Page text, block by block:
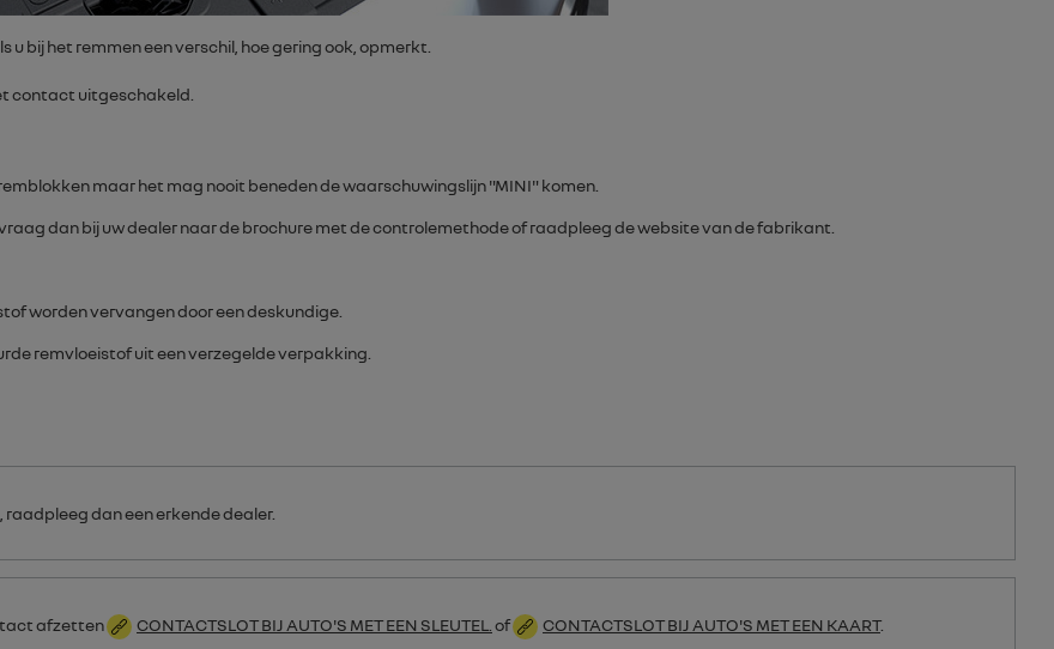
bij het remmen een verschil, hoe gering ook, opmerkt.
contact uitgeschakeld.
maar het mag nooit beneden de waarschuwingslijn "MINI" komen.
dan bij uw dealer naar de brochure met de controlemethode of raadpleeg de website van de fabrikant.
worden vervangen door een deskundige.
remvloeistof uit een verzegelde verpakking.
dan een erkende dealer.
afzetten CONTACTSLOT BIJ AUTO'S MET EEN SLEUTEL. of CONTACTSLOT BIJ AUTO'S MET EEN KAART.